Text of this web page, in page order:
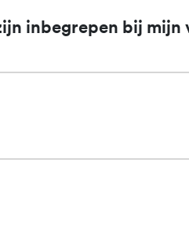
inbegrepen bij mijn